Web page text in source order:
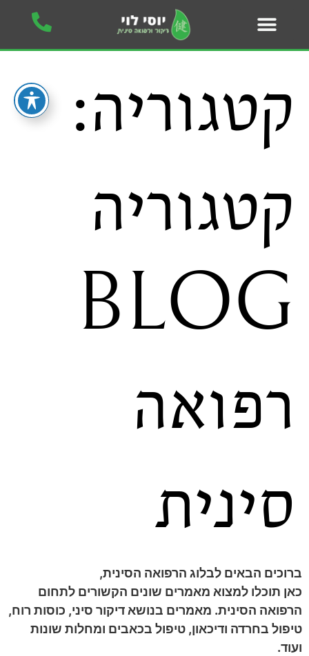
קטגוריה:
קטגוריה
BLOG
רפואה
סינית
ברוכים הבאים לבלוג הרפואה הסינית,
כאן תוכלו למצוא מאמרים שונים הקשורים לתחום
הרפואה הסינית. מאמרים בנושא דיקור סיני, כוסות רוח,
טיפול בחרדה ודיכאון, טיפול בכאבים ומחלות שונות
ועוד.